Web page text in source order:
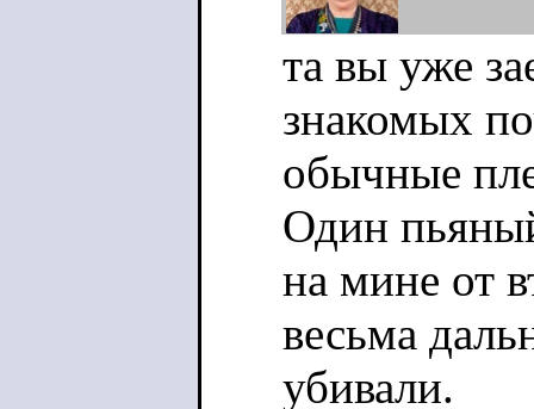
та вы уже
знакомых
обычные
Один
на мине от
весьма
убивали.